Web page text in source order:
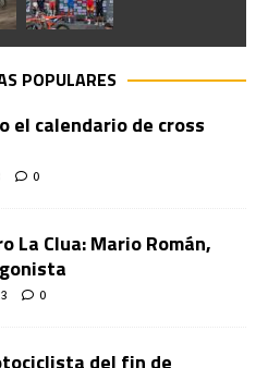
POPULARES
el calendario de cross
0
La Clua: Mario Román,
0